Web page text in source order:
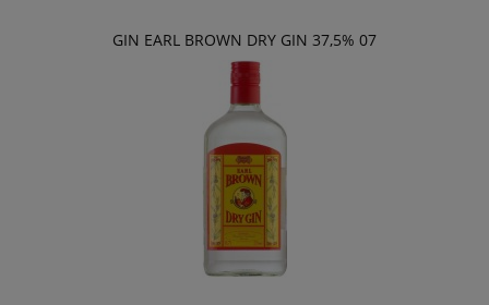
GIN EARL BROWN DRY GIN 37,5% 07